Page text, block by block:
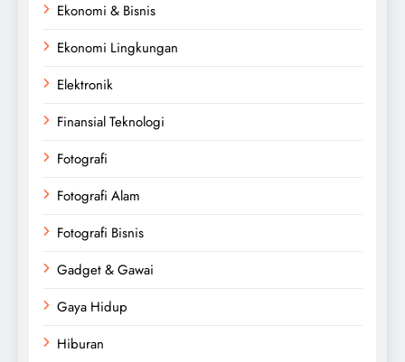
Ekonomi & Bisnis
Ekonomi Lingkungan
Elektronik
Finansial Teknologi
Fotografi
Fotografi Alam
Fotografi Bisnis
Gadget & Gawai
Gaya Hidup
Hiburan